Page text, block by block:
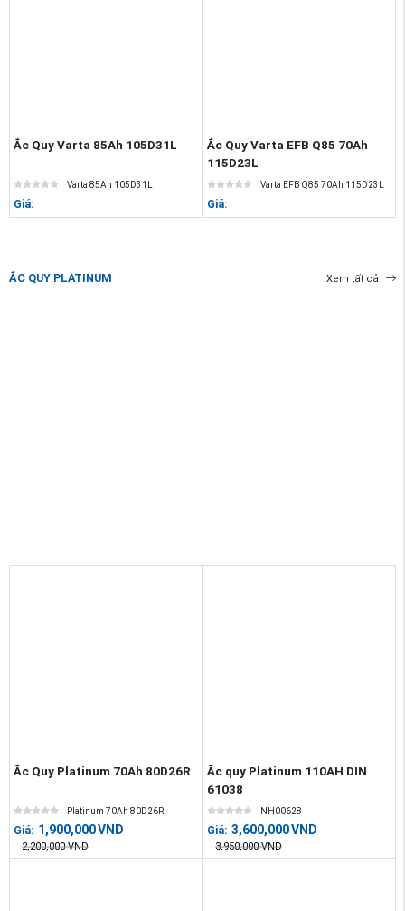
Ắc Quy Varta 85Ah 105D31L
Varta 85Ah 105D31L
Giá:
Ắc Quy Varta EFB Q85 70Ah
115D23L
Varta EFB Q85 70Ah 115D23L
Giá:
ẮC QUY PLATINUM Xem tất cả
Ắc Quy Platinum 70Ah 80D26R
Platinum 70Ah 80D26R
Giá: 1,900,000VND
2,200,000 VND
Ắc quy Platinum 110AH DIN
61038
NH00628
Giá: 3,600,000VND
3,950,000 VND